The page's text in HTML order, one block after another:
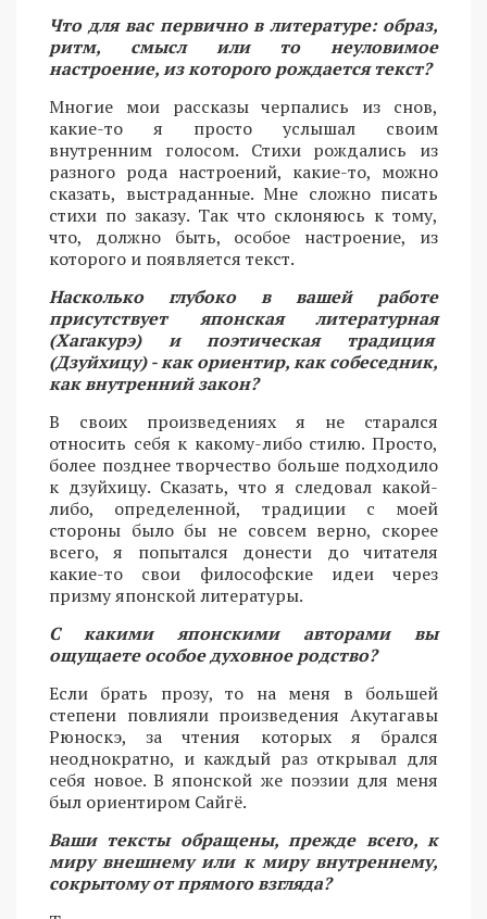
Что для вас первично в литературе: образ,
ритм, смысл или то неуловимое
настроение, из которого рождается текст?
Многие мои рассказы черпались из снов,
какие-то я просто услышал своим
внутренним голосом. Стихи рождались из
разного рода настроений, какие-то, можно
сказать, выстраданные. Мне сложно писать
стихи по заказу. Так что склоняюсь к тому,
что, должно быть, особое настроение, из
которого и появляется текст.
Насколько глубоко в вашей работе
присутствует японская литературная
(Хагакурэ) и поэтическая традиция
(Дзуйхицу) - как ориентир, как собеседник,
как внутренний закон?
В своих произведениях я не старался
относить себя к какому-либо стилю. Просто,
более позднее творчество больше подходило
к дзуйхицу. Сказать, что я следовал какой-
либо, определенной, традиции с моей
стороны было бы не совсем верно, скорее
всего, я попытался донести до читателя
какие-то свои философские идеи через
призму японской литературы.
С какими японскими авторами вы
ощущаете особое духовное родство?
Если брать прозу, то на меня в большей
степени повлияли произведения Акутагавы
Рюноскэ, за чтения которых я брался
неоднократно, и каждый раз открывал для
себя новое. В японской же поэзии для меня
был ориентиром Сайгё.
Ваши тексты обращены, прежде всего, к
миру внешнему или к миру внутреннему,
сокрытому от прямого взгляда?